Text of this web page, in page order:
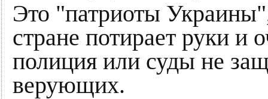
Это "патриоты
стране потирает руки и
полиция или суды не
верующих.